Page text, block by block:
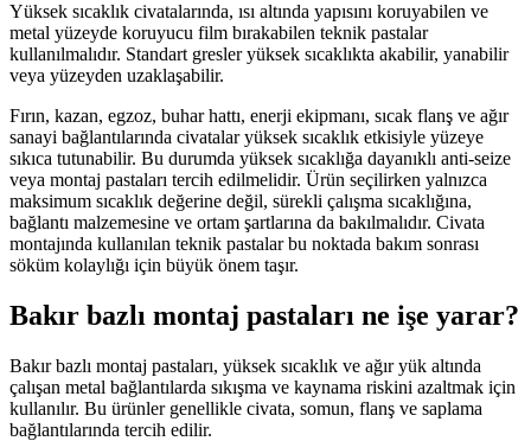
Yüksek sıcaklık civatalarında, ısı altında yapısını koruyabilen ve
metal yüzeyde koruyucu film bırakabilen teknik pastalar
kullanılmalıdır. Standart gresler yüksek sıcaklıkta akabilir, yanabilir
veya yüzeyden uzaklaşabilir.
Fırın, kazan, egzoz, buhar hattı, enerji ekipmanı, sıcak flanş ve ağır
sanayi bağlantılarında civatalar yüksek sıcaklık etkisiyle yüzeye
sıkıca tutunabilir. Bu durumda yüksek sıcaklığa dayanıklı anti-seize
veya montaj pastaları tercih edilmelidir. Ürün seçilirken yalnızca
maksimum sıcaklık değerine değil, sürekli çalışma sıcaklığına,
bağlantı malzemesine ve ortam şartlarına da bakılmalıdır. Civata
montajında kullanılan teknik pastalar bu noktada bakım sonrası
söküm kolaylığı için büyük önem taşır.
Bakır bazlı montaj pastaları ne işe yarar?
Bakır bazlı montaj pastaları, yüksek sıcaklık ve ağır yük altında
çalışan metal bağlantılarda sıkışma ve kaynama riskini azaltmak için
kullanılır. Bu ürünler genellikle civata, somun, flanş ve saplama
bağlantılarında tercih edilir.